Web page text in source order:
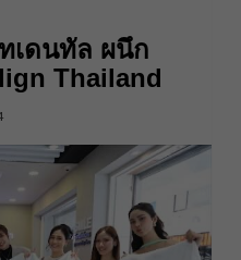
เดนทัล ผนึก
Thailand